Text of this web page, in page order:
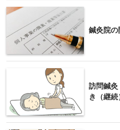
鍼灸院の
訪問鍼灸
き（継続